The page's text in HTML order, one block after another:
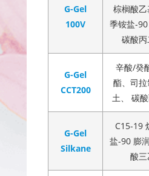
G-Gel
100V
棕榈酸乙
季铵盐-90
碳酸
G-Gel
CCT200
辛酸/癸
酯、司
土、 碳
G-Gel
Silkane
C15-19
盐-90 膨
酸